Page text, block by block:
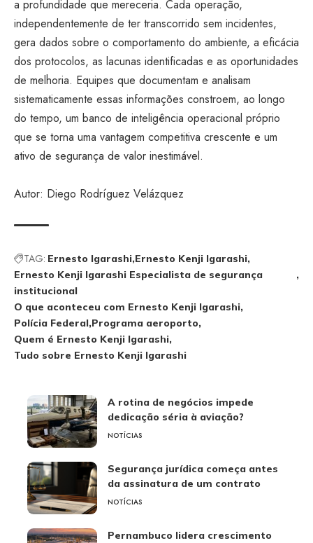
a profundidade que mereceria. Cada operação,
independentemente de ter transcorrido sem incidentes,
gera dados sobre o comportamento do ambiente, a eficácia
dos protocolos, as lacunas identificadas e as oportunidades
de melhoria. Equipes que documentam e analisam
sistematicamente essas informações constroem, ao longo
do tempo, um banco de inteligência operacional próprio
que se torna uma vantagem competitiva crescente e um
ativo de segurança de valor inestimável.
Autor: Diego Rodríguez Velázquez
TAG: Ernesto Igarashi Ernesto Kenji Igarashi
Ernesto Kenji Igarashi Especialista de segurança
institucional
O que aconteceu com Ernesto Kenji Igarashi
Polícia Federal Programa aeroporto
Quem é Ernesto Kenji Igarashi
Tudo sobre Ernesto Kenji Igarashi
A rotina de negócios impede
dedicação séria à aviação?
NOTÍCIAS
Segurança jurídica começa antes
da assinatura de um contrato
NOTÍCIAS
Pernambuco lidera crescimento